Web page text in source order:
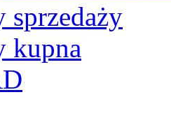
sprzedaży
kupna